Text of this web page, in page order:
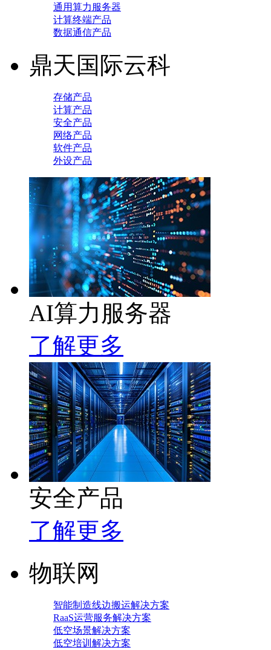
通用算力服务器
计算终端产品
数据通信产品
鼎天国际云科
存储产品
计算产品
安全产品
网络产品
软件产品
外设产品
AI算力服务器
了解更多
安全产品
了解更多
物联网
智能制造线边搬运解决方案
RaaS运营服务解决方案
低空场景解决方案
低空培训解决方案